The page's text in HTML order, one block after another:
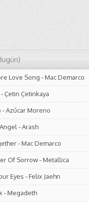
Love Song -Mac Demarco
- Çetin Çetinkaya
-Azúcar Moreno
-Arash
-Mac Demarco
Of Sorrow-Metallica
Eyes -Felix Jaehn
-Megadeth